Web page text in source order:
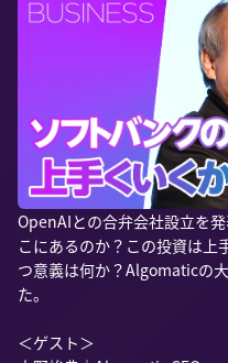
OpenAIとの合弁会社設立を
こにあるのか？この投資は上
つ意義は何か？Algomaticの
た。
＜ゲスト＞